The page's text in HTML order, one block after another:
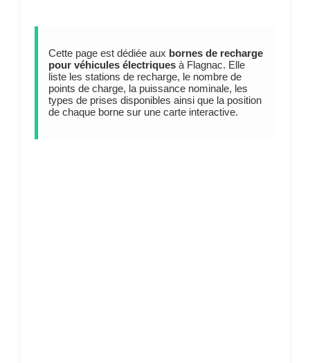
Cette page est dédiée aux bornes de recharge
pour véhicules électriquesà Flagnac. Elle
liste les stations de recharge, le nombre de
points de charge, la puissance nominale, les
types de prises disponibles ainsi que la position
de chaque borne sur une carte interactive.